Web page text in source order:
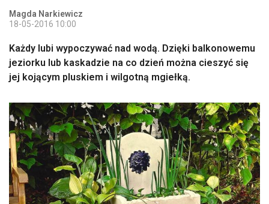
Magda Narkiewicz
18-05-2016 10:00
Każdy lubi wypoczywać nad wodą. Dzięki balkonowemu
jeziorku lub kaskadzie na co dzień można cieszyć się
jej kojącym pluskiem i wilgotną mgiełką.